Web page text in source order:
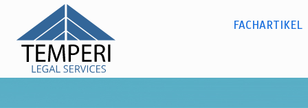
Dr. Olga
Kylina -
temperi
legal
services
Russisches Recht
HauptmenüFACHARTIKEL